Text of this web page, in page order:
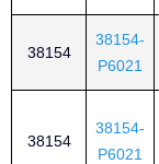
38154
38154-
P6021
38154
38154-
P6021